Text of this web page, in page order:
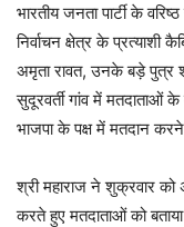
भारतीय जनता पार्टी के
निर्वाचन क्षेत्र के प्रत्याशी
अमृता रावत, उनके बड़े पुत्र
सुदूरवर्ती गांव में मतदाताओं
भाजपा के पक्ष में मतदान
श्री महाराज ने शुक्रवार को
करते हुए मतदाताओं को